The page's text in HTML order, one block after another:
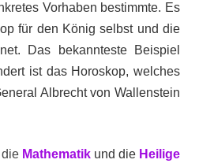
Vorhaben bestimmte. Es
für den König selbst und die
Das bekannteste Beispiel
ist das Horoskop, welches
Albrecht von Wallenstein
Mathematik und die Heilige